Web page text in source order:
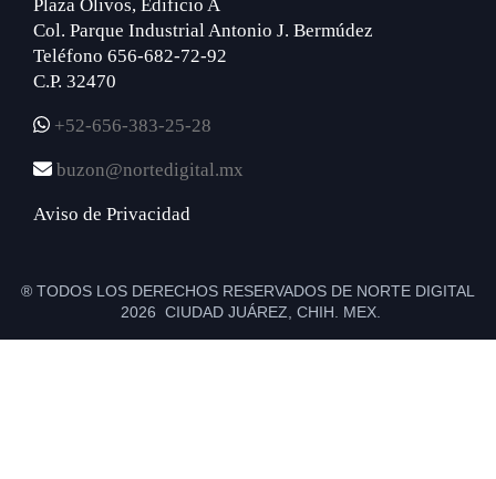
Plaza Olivos, Edificio A
Col. Parque Industrial Antonio J. Bermúdez
Teléfono 656-682-72-92
C.P. 32470
+52-656-383-25-28
buzon@nortedigital.mx
Aviso de Privacidad
® TODOS LOS DERECHOS RESERVADOS DE NORTE DIGITAL
2026 CIUDAD JUÁREZ, CHIH. MEX.